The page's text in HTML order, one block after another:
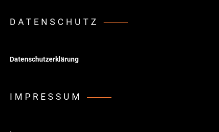
DATENSCHUTZ
Datenschutzerklärung
IMPRESSUM